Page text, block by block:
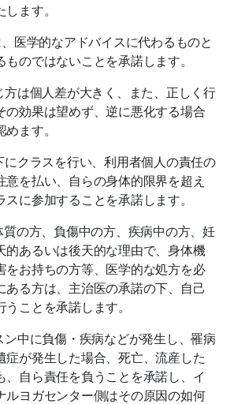
ます。
医学的なアドバイスに代わるものと
ものではないことを承諾します。
方は個人差が大きく、また、正しく行
の効果は望めず、逆に悪化する場合
ます。
にクラスを行い、利用者個人の責任の
意を払い、自らの身体的限界を超え
スに参加することを承諾します。
質の方、負傷中の方、疾病中の方、妊
的あるいは後天的な理由で、身体機
をお持ちの方等、医学的な処方を必
ある方は、主治医の承諾の下、自己
ことを承諾します。
ン中に負傷・疾病などが発生し、罹病
症が発生した場合、死亡、流産した
、自ら責任を負うことを承諾し、イ
ルヨガセンター側はその原因の如何